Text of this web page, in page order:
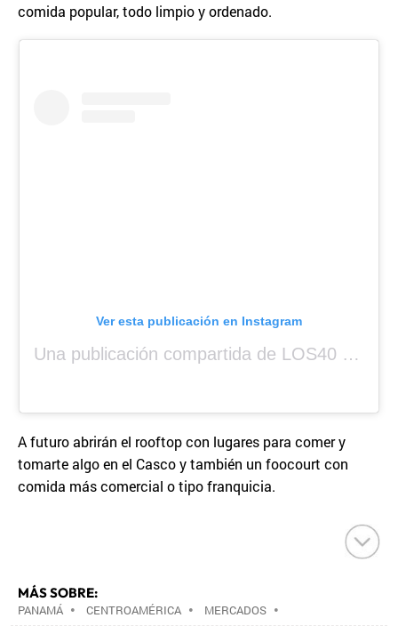
comida popular, todo limpio y ordenado.
Ver esta publicación en Instagram
Una publicación compartida de LOS40 Panamá 🇵🇦 🎙️🎶 (@los40panama)
A futuro abrirán el rooftop con lugares para comer y
tomarte algo en el Casco y también un foocourt con
comida más comercial o tipo franquicia.
MÁS SOBRE:
PANAMÁ • CENTROAMÉRICA • MERCADOS •